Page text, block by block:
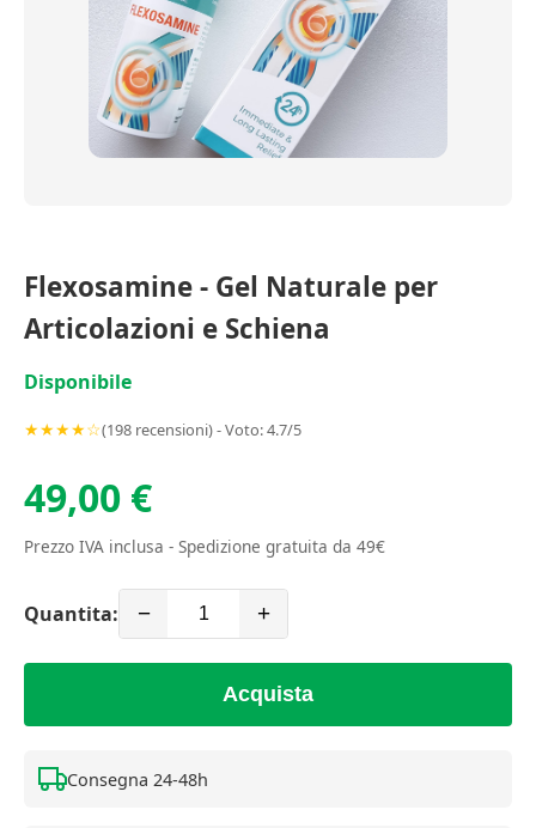
Flexosamine - Gel Naturale per
Articolazioni e Schiena
Disponibile
★★★★☆(198 recensioni) - Voto: 4.7/5
49,00 €
Prezzo IVA inclusa - Spedizione gratuita da 49€
Quantita: − +
Acquista
Consegna 24-48h